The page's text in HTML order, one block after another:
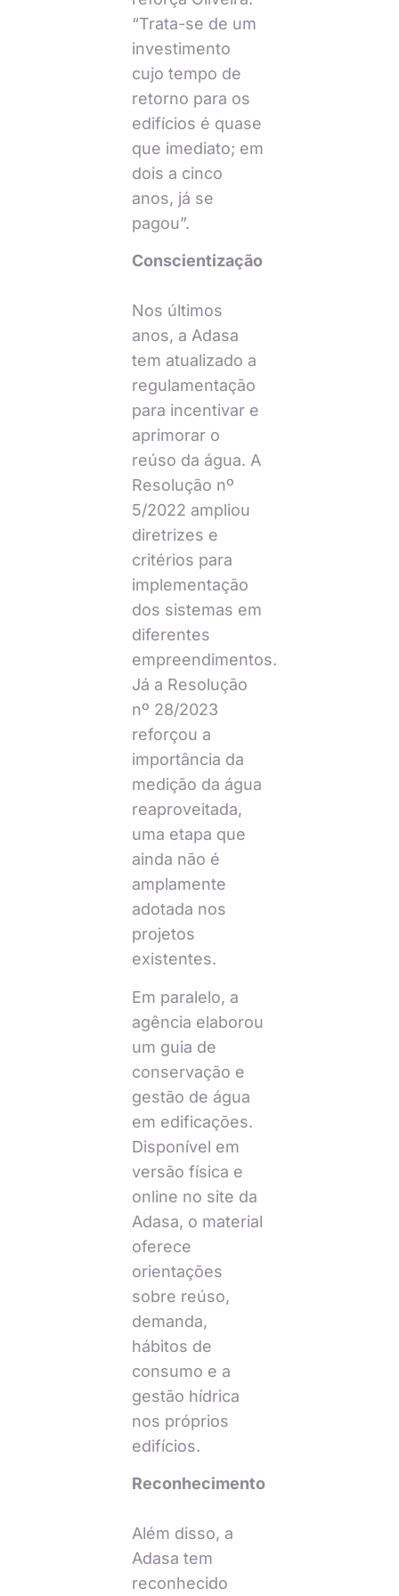
“Trata-se de um
investimento
cujo tempo de
retorno para os
edifícios é quase
que imediato; em
dois a cinco
anos, já se
pagou”.
Conscientização
Nos últimos
anos, a Adasa
tem atualizado a
regulamentação
para incentivar e
aprimorar o
reúso da água. A
Resolução nº
5/2022 ampliou
diretrizes e
critérios para
implementação
dos sistemas em
diferentes
empreendimentos.
Já a Resolução
nº 28/2023
reforçou a
importância da
medição da água
reaproveitada,
uma etapa que
ainda não é
amplamente
adotada nos
projetos
existentes.
Em paralelo, a
agência elaborou
um guia de
conservação e
gestão de água
em edificações.
Disponível em
versão física e
online no site da
Adasa, o material
oferece
orientações
sobre reúso,
demanda,
hábitos de
consumo e a
gestão hídrica
nos próprios
edifícios.
Reconhecimento
Além disso, a
Adasa tem
reconhecido